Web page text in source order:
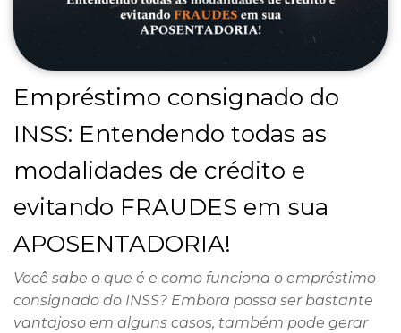
Empréstimo consignado do
INSS: Entendendo todas as
modalidades de crédito e
evitando FRAUDES em sua
APOSENTADORIA!
Você sabe o que é e como funciona o empréstimo
consignado do INSS? Embora possa ser bastante
vantajoso em alguns casos, também pode gerar